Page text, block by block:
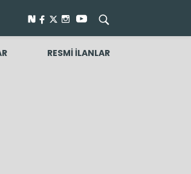
RESMİ İLANLAR